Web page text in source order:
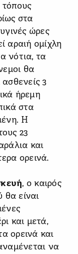
στα
ώρες
αραιή ομίχλη
νότια, τα
θα
3
ήρεμη
στα
Η
23
και
ορεινά.
, ο καιρός
θα είναι
και μετά,
ορεινά και
να